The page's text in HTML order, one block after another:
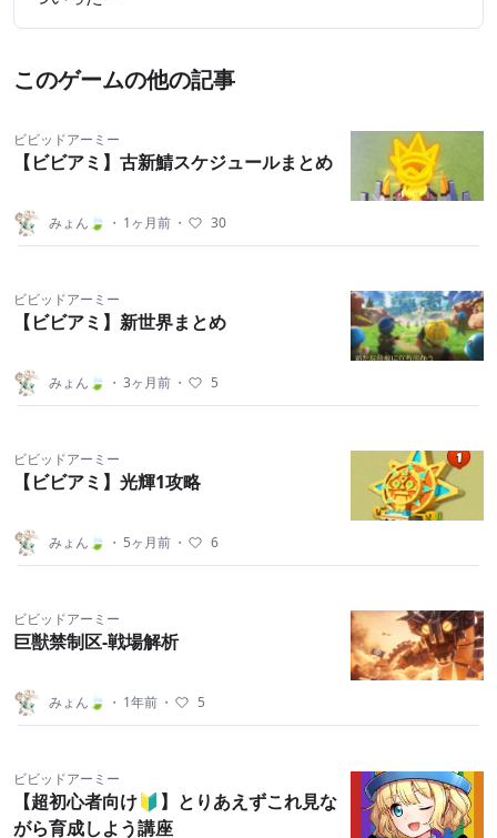
このゲームの他の記事
ビビッドアーミー
【ビビアミ】古新鯖スケジュールまとめ
みょん🍃 ・ 1ヶ月前 ・ 30
ビビッドアーミー
【ビビアミ】新世界まとめ
みょん🍃 ・ 3ヶ月前 ・ 5
ビビッドアーミー
【ビビアミ】光輝1攻略
みょん🍃 ・ 5ヶ月前 ・ 6
ビビッドアーミー
巨獣禁制区-戦場解析
みょん🍃 ・ 1年前 ・ 5
ビビッドアーミー
【超初心者向け🔰】とりあえずこれ見な
がら育成しよう講座